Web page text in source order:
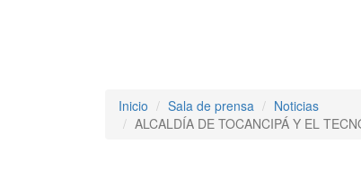
Inicio
Sala de prensa
Noticias
ALCALDÍA DE TOCANCIPÁ Y EL